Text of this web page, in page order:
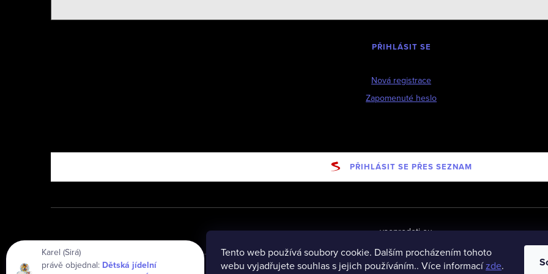
Tento web používá soubory cookie. Dalším procházením tohoto
webu vyjadřujete souhlas s jejich používáním.. Více informacízde.
PŘIHLÁSIT SE
Nová registrace
Zapomenuté heslo
PŘIHLÁSIT SE PŘES SEZNAM
vseprodeti-eu
Karel (Sirá)
právě objednal: Dětská jídelní